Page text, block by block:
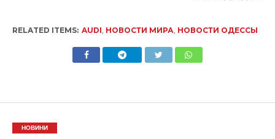
RELATED ITEMS: AUDI, НОВОСТИ МИРА, НОВОСТИ ОДЕССЫ
НОВИНИ